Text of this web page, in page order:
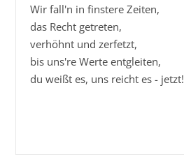
Wir fall'n in finstere Zeiten,
das Recht getreten,
verhöhnt und zerfetzt,
bis uns're Werte entgleiten,
du weißt es, uns reicht es - jetzt!